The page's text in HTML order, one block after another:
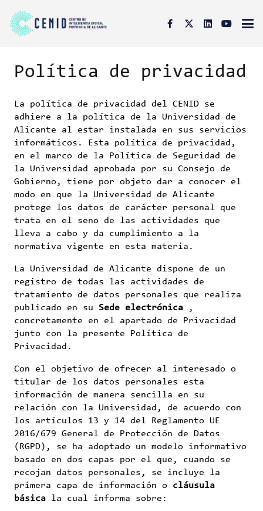
Política de privacidad
La política de privacidad del CENID se
adhiere a la política de la Universidad de
Alicante al estar instalada en sus servicios
informáticos. Esta política de privacidad,
en el marco de la Política de Seguridad de
la Universidad aprobada por su Consejo de
Gobierno, tiene por objeto dar a conocer el
modo en que la Universidad de Alicante
protege los datos de carácter personal que
trata en el seno de las actividades que
lleva a cabo y da cumplimiento a la
normativa vigente en esta materia.
La Universidad de Alicante dispone de un
registro de todas las actividades de
tratamiento de datos personales que realiza
publicado en su Sede electrónica
,
concretamente en el apartado de Privacidad
junto con la presente Política de
Privacidad.
Con el objetivo de ofrecer al interesado o
titular de los datos personales esta
información de manera sencilla en su
relación con la Universidad, de acuerdo con
los artículos 13 y 14 del Reglamento UE
2016/679 General de Protección de Datos
(RGPD), se ha adoptado un modelo informativo
basado en dos capas por el que, cuando se
recojan datos personales, se incluye la
primera capa de información o cláusula
básica la cual informa sobre: